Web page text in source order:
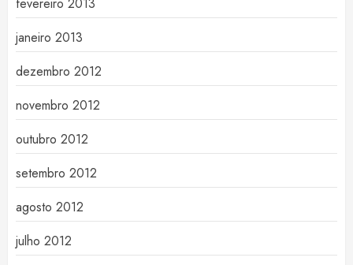
fevereiro 2013
janeiro 2013
dezembro 2012
novembro 2012
outubro 2012
setembro 2012
agosto 2012
julho 2012